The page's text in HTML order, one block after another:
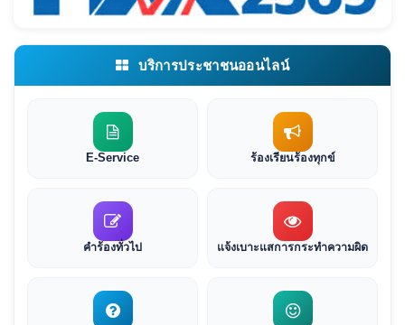
บริการประชาชนออนไลน์
E-Service ร้องเรียนร้องทุกข์
คำร้องทั่วไป แจ้งเบาะแสการกระทำความผิด